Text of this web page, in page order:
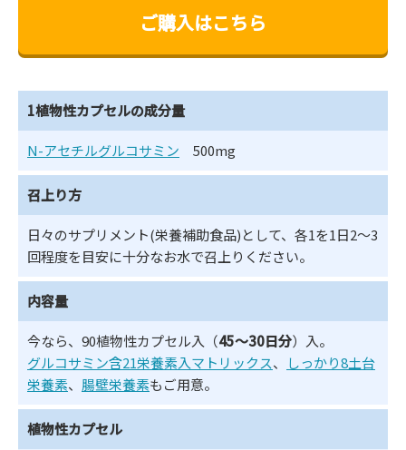
ご購入はこちら
1植物性カプセルの成分量
N-アセチルグルコサミン 500mg
召上り方
日々のサプリメント(栄養補助食品)として、各1を1日2～3
回程度を目安に十分なお水で召上りください。
内容量
今なら、90植物性カプセル入（45～30日分）入。
グルコサミン含21栄養素入マトリックス、
しっかり8土台
栄養素、 腸壁栄養素もご用意。
植物性カプセル